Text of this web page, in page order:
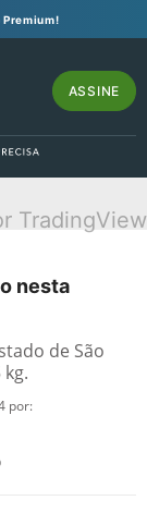
Premium!
ASSINE
TradingView
nesta
de São
por: